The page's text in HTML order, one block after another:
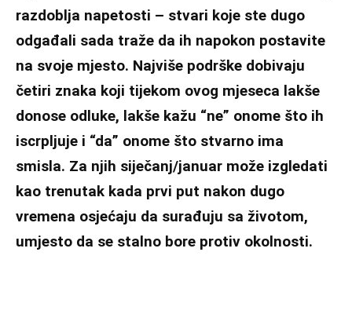
razdoblja napetosti – stvari koje ste dugo
odgađali sada traže da ih napokon postavite
na svoje mjesto. Najviše podrške dobivaju
četiri znaka koji tijekom ovog mjeseca lakše
donose odluke, lakše kažu “ne” onome što ih
iscrpljuje i “da” onome što stvarno ima
smisla. Za njih siječanj/januar može izgledati
kao trenutak kada prvi put nakon dugo
vremena osjećaju da surađuju sa životom,
umjesto da se stalno bore protiv okolnosti.